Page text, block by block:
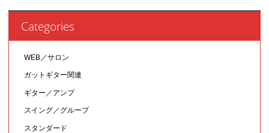
Categories
WEB／サロン
ガットギター関連
ギター／アンプ
スイング／グルーブ
スタンダード